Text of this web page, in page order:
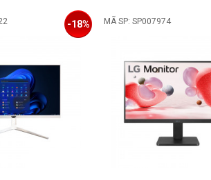
-18% MÃ SP: SP007974